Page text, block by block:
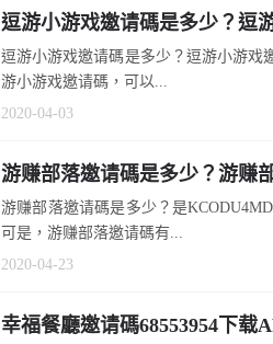
逗游小游戏邀请碼是多少？逗
逗游小游戏邀请碼是多少？逗游小游戏
游小游戏邀请碼，可以...
2020-04-03
游赚部落邀请碼是多少？游赚
游赚部落邀请碼是多少？是
可是，游赚部落邀请碼有...
2020-04-23
幸福餐廳邀请碼68553954下载